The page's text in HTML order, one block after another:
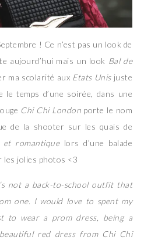
! Ce n’est pas un look de
aujourd’hui mais un look Bal de
ma scolarité aux Etats Unisjuste
temps d’une soirée, dans une
Chi Chi London porte le nom
de la shooter sur les quais de
et romantiquelors d’une balade
les jolies photos <3
not a back-to-school outfit that
one. I would love to spent my
to wear a prom dress, being a
red dress from Chi Chi